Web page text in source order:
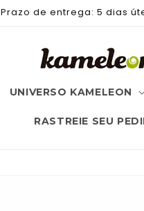
Prazo de entrega: 5 dias
UNIVERSO KAMELEON
RASTREIE SEU